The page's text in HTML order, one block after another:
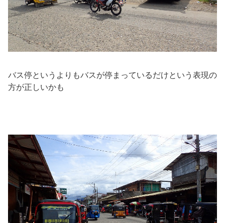
バス停というよりもバスが停まっているだけという表現の
方が正しいかも